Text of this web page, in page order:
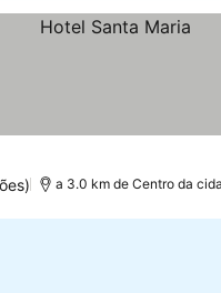
a 3.0 km de Centro da